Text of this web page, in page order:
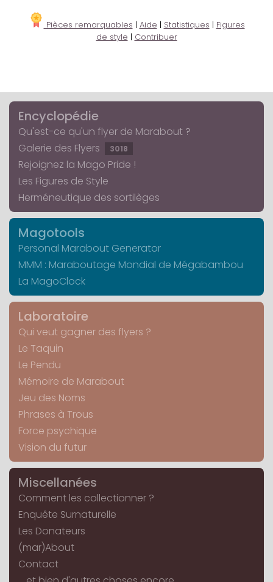
Pièces remarquables | Aide | Statistiques | Figures
de style | Contribuer
Encyclopédie
Qu'est-ce qu'un flyer de Marabout ?
Galerie des Flyers
3018
Rejoignez la Mago Pride !
Les Figures de Style
Herméneutique des sortilèges
Magotools
Personal Marabout Generator
MMM : Maraboutage Mondial de Mégabambou
La MagoClock
Laboratoire
Qui veut gagner des flyers ?
Le Taquin
Le Pendu
Mémoire de Marabout
Jeu des Noms
Phrases à Trous
Force psychique
Vision du futur
Miscellanées
Comment les collectionner ?
Enquête Surnaturelle
Les Donateurs
(mar)About
Contact